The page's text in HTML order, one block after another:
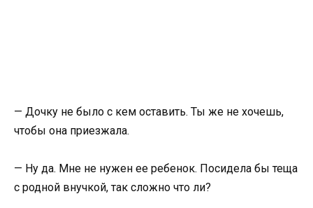
— Дочку не было с кем оставить. Ты же не хочешь,
чтобы она приезжала.
— Ну да. Мне не нужен ее ребенок. Посидела бы теща
с родной внучкой, так сложно что ли?